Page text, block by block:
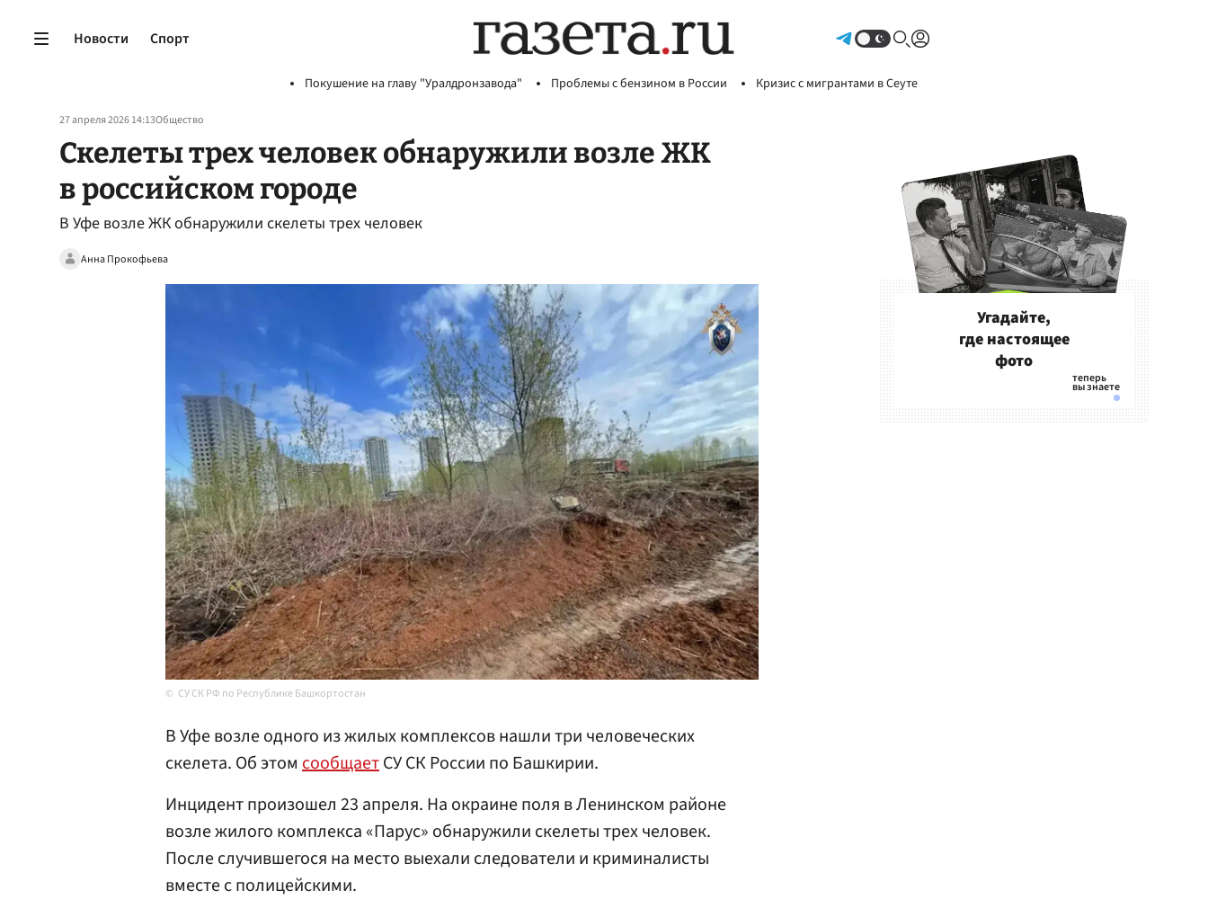
Новости Спорт
Покушение на главу "Уралдронзавода" Проблемы с бензином в России Кризис с мигрантами в Сеуте
27 апреля 2026 14:13Общество
Скелеты трех человек обнаружили возле ЖК
в российском городе
В Уфе возле ЖК обнаружили скелеты трех человек
Анна Прокофьева
СУ СК РФ по Республике Башкортостан
В Уфе возле одного из жилых комплексов нашли три человеческих
скелета. Об этом сообщаетСУ СК России по Башкирии.
Инцидент произошел 23 апреля. На окраине поля в Ленинском районе
возле жилого комплекса «Парус» обнаружили скелеты трех человек.
После случившегося на место выехали следователи и криминалисты
вместе с полицейскими.
Угадайте,
где настоящее
фото